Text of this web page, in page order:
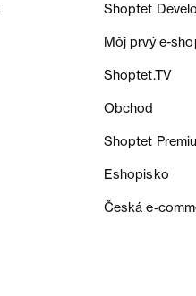
Shoptet
Môj prvý e-
Shoptet.TV
Obchod
Shoptet
Eshopisko
Česká